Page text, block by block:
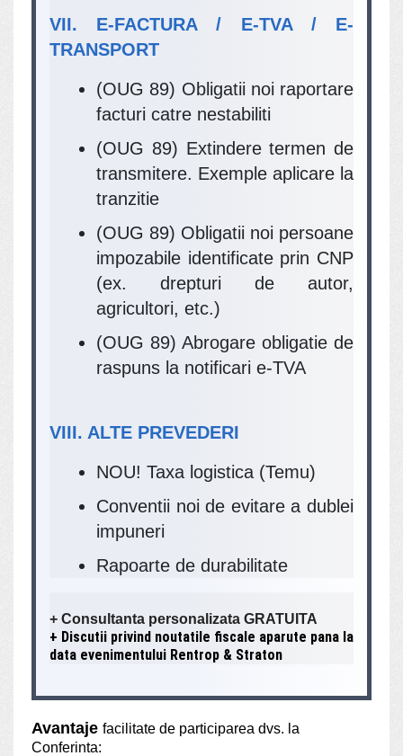
VII. E-FACTURA / E-TVA / E-
TRANSPORT
(OUG 89) Obligatii noi raportare
facturi catre nestabiliti
(OUG 89) Extindere termen de
transmitere. Exemple aplicare la
tranzitie
(OUG 89) Obligatii noi persoane
impozabile identificate prin CNP
(ex. drepturi de autor,
agricultori, etc.)
(OUG 89) Abrogare obligatie de
raspuns la notificari e-TVA
VIII. ALTE PREVEDERI
NOU! Taxa logistica (Temu)
Conventii noi de evitare a dublei
impuneri
Rapoarte de durabilitate
+ Consultanta personalizata GRATUITA
+ Discutii privind noutatile fiscale aparute pana la
data evenimentului Rentrop & Straton
Avantaje facilitate de participarea dvs. la
Conferinta: